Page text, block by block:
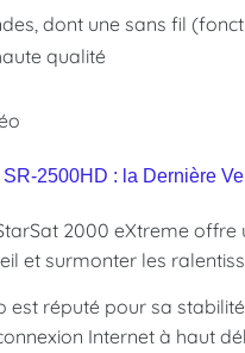
dont une sans fil
qualité
SR-2500HD : la Dernière
2000 eXtreme
et surmonter les
est réputé pour sa
Internet à haut